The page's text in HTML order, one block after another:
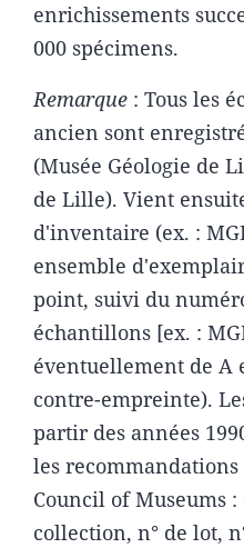
enrichissements
000 spécimens.
Remarque : Tous les
ancien sont
(Musée Géologie de
de Lille). Vient
d'inventaire (ex. :
ensemble
point, suivi du
échantillons [ex. :
éventuellement de A
contre-empreinte).
partir des années
les
Council of Museums
collection, n° de lot,